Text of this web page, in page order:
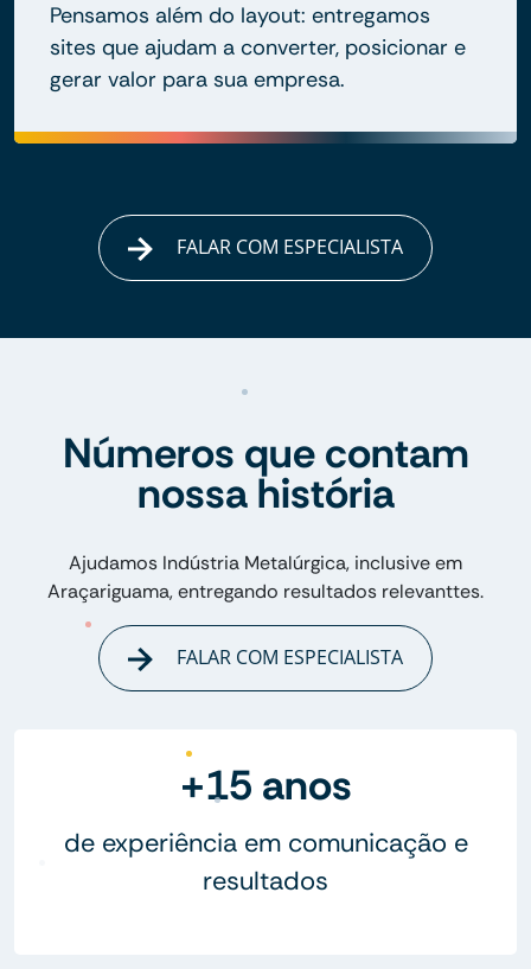
Pensamos além do layout: entregamos
sites que ajudam a converter, posicionar e
gerar valor para sua empresa.
FALAR COM ESPECIALISTA
Números que contam
nossa história
Ajudamos Indústria Metalúrgica, inclusive em
Araçariguama, entregando resultados relevanttes.
FALAR COM ESPECIALISTA
+15 anos
de experiência em comunicação e
resultados